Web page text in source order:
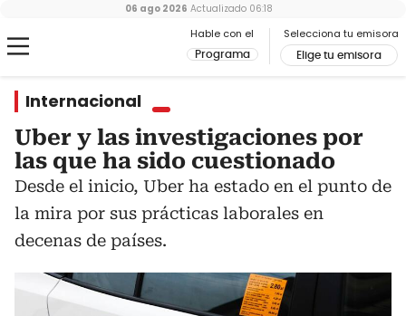
Hable con el
Programa
Selecciona tu emisora
Elige tu emisora
06 ago 2026 Actualizado 06:18
Internacional
Uber y las investigaciones por
las que ha sido cuestionado
Desde el inicio, Uber ha estado en el punto de
la mira por sus prácticas laborales en
decenas de países.